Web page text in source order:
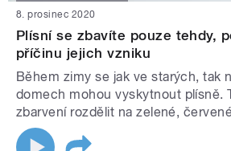
8. prosinec 2020
Plísní se zbavíte pouze tehdy,
příčinu jejich vzniku
Během zimy se jak ve starých, tak
domech mohou vyskytnout plísně.
zbarvení rozdělit na zelené,